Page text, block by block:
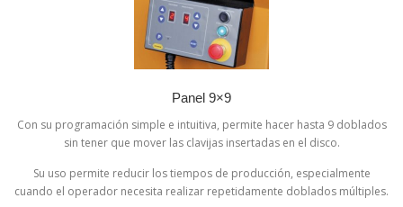
Panel 9×9
Con su programación simple e intuitiva, permite hacer hasta 9 doblados
sin tener que mover las clavijas insertadas en el disco.
Su uso permite reducir los tiempos de producción, especialmente
cuando el operador necesita realizar repetidamente doblados múltiples.